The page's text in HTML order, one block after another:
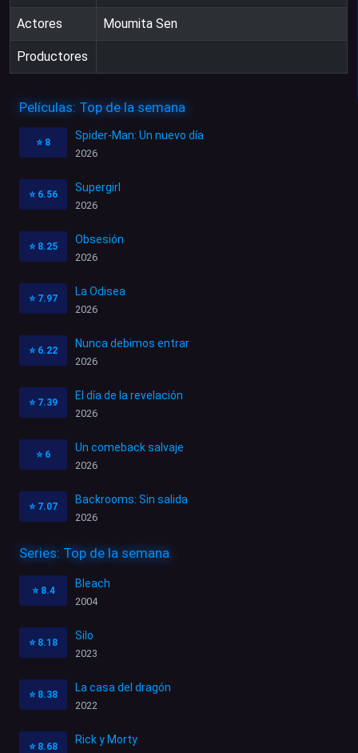
Actores Moumita Sen
Productores
Películas: Top de la semana
⭐ 8
Spider-Man: Un nuevo día
2026
⭐ 6.56
Supergirl
2026
⭐ 8.25
Obsesión
2026
⭐ 7.97
La Odisea
2026
⭐ 6.22
Nunca debimos entrar
2026
⭐ 7.39
El día de la revelación
2026
⭐ 6
Un comeback salvaje
2026
⭐ 7.07
Backrooms: Sin salida
2026
Series: Top de la semana
⭐ 8.4
Bleach
2004
⭐ 8.18
Silo
2023
⭐ 8.38
La casa del dragón
2022
⭐ 8.68
Rick y Morty